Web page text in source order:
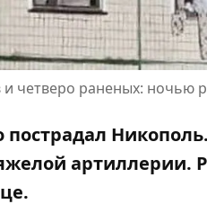
четверо раненых: ночью
пострадал
артиллерии.